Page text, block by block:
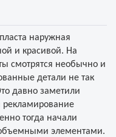
наружная
и красивой. На
смотрятся необычно и
детали не так
давно заметили
рекламирование
тогда начали
объемными элементами.